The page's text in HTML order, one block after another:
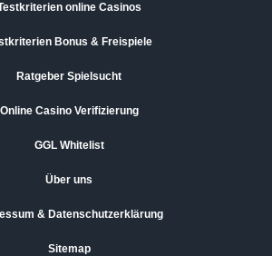
online Casinos
Bonus & Freispiele
Ratgeber Spielsucht
Online Casino Verifizierung
GGL Whitelist
Über uns
& Datenschutzerklärung
Sitemap